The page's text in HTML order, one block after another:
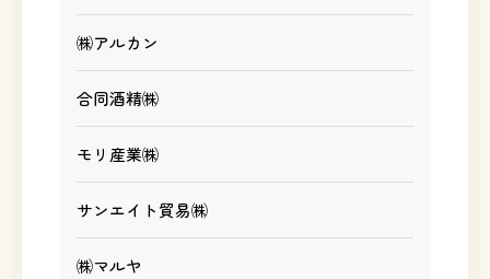
㈱アルカン
合同酒精㈱
モリ産業㈱
サンエイト貿易㈱
㈱マルヤ